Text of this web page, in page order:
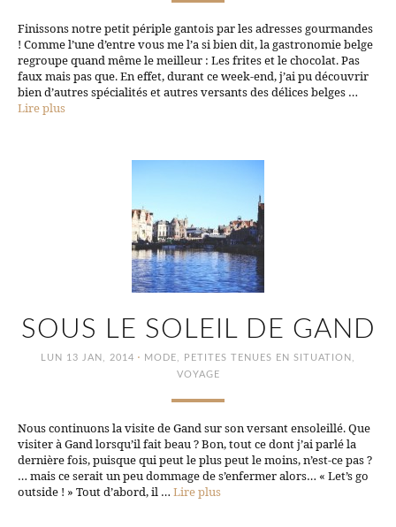
Finissons notre petit périple gantois par les adresses gourmandes
! Comme l’une d’entre vous me l’a si bien dit, la gastronomie belge
regroupe quand même le meilleur : Les frites et le chocolat. Pas
faux mais pas que. En effet, durant ce week-end, j’ai pu découvrir
bien d’autres spécialités et autres versants des délices belges …
Lire plus
SOUS LE SOLEIL DE GAND
LUN 13 JAN, 2014 · MODE PETITES TENUES EN SITUATION
VOYAGE
Nous continuons la visite de Gand sur son versant ensoleillé. Que
visiter à Gand lorsqu’il fait beau ? Bon, tout ce dont j’ai parlé la
dernière fois, puisque qui peut le plus peut le moins, n’est-ce pas ?
… mais ce serait un peu dommage de s’enfermer alors… « Let’s go
outside ! » Tout d’abord, il … Lire plus